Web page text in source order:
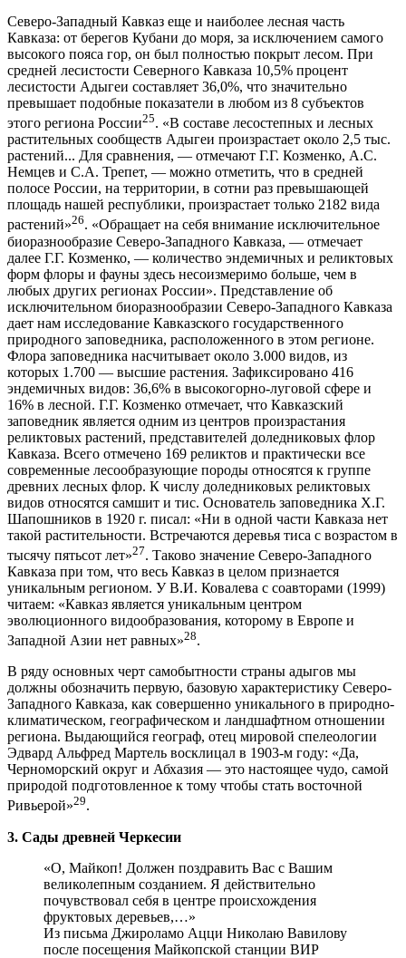
Северо-Западный Кавказ еще и наиболее лесная часть
Кавказа: от берегов Кубани до моря, за исключением самого
высокого пояса гор, он был полностью покрыт лесом. При
средней лесистости Северного Кавказа 10,5% процент
лесистости Адыгеи составляет 36,0%, что значительно
превышает подобные показатели в любом из 8 субъектов
этого региона России25. «В составе лесостепных и лесных
растительных сообществ Адыгеи произрастает около 2,5 тыс.
растений... Для сравнения, — отмечают Г.Г. Козменко, А.С.
Немцев и С.А. Трепет, — можно отметить, что в средней
полосе России, на территории, в сотни раз превышающей
площадь нашей республики, произрастает только 2182 вида
растений»26. «Обращает на себя внимание исключительное
биоразнообразие Северо-Западного Кавказа, — отмечает
далее Г.Г. Козменко, — количество эндемичных и реликтовых
форм флоры и фауны здесь несоизмеримо больше, чем в
любых других регионах России». Представление об
исключительном биоразнообразии Северо-Западного Кавказа
дает нам исследование Кавказского государственного
природного заповедника, расположенного в этом регионе.
Флора заповедника насчитывает около 3.000 видов, из
которых 1.700 — высшие растения. Зафиксировано 416
эндемичных видов: 36,6% в высокогорно-луговой сфере и
16% в лесной. Г.Г. Козменко отмечает, что Кавказский
заповедник является одним из центров произрастания
реликтовых растений, представителей доледниковых флор
Кавказа. Всего отмечено 169 реликтов и практически все
современные лесообразующие породы относятся к группе
древних лесных флор. К числу доледниковых реликтовых
видов относятся самшит и тис. Основатель заповедника Х.Г.
Шапошников в 1920 г. писал: «Ни в одной части Кавказа нет
такой растительности. Встречаются деревья тиса с возрастом в
тысячу пятьсот лет»27. Таково значение Северо-Западного
Кавказа при том, что весь Кавказ в целом признается
уникальным регионом. У В.И. Ковалева с соавторами (1999)
читаем: «Кавказ является уникальным центром
эволюционного видообразования, которому в Европе и
Западной Азии нет равных»28.
В ряду основных черт самобытности страны адыгов мы
должны обозначить первую, базовую характеристику Северо-
Западного Кавказа, как совершенно уникального в природно-
климатическом, географическом и ландшафтном отношении
региона. Выдающийся географ, отец мировой спелеологии
Эдвард Альфред Мартель восклицал в 1903-м году: «Да,
Черноморский округ и Абхазия — это настоящее чудо, самой
природой подготовленное к тому чтобы стать восточной
Ривьерой»29.
3. Сады древней Черкесии
«О, Майкоп! Должен поздравить Вас с Вашим
великолепным созданием. Я действительно
почувствовал себя в центре происхождения
фруктовых деревьев,…»
Из письма Джироламо Ацци Николаю Вавилову
после посещения Майкопской станции ВИР